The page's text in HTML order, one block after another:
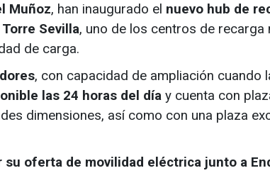
Muñoz, han inaugurado el nuevo hub de
Sevilla, uno de los centros de recarga
de carga.
, con capacidad de ampliación cuando
las 24 horas del día y cuenta con
dimensiones, así como con una plaza
su oferta de movilidad eléctrica junto a